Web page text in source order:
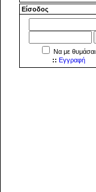
Είσοδος
Να με θυμάσαι
:: Εγγραφή